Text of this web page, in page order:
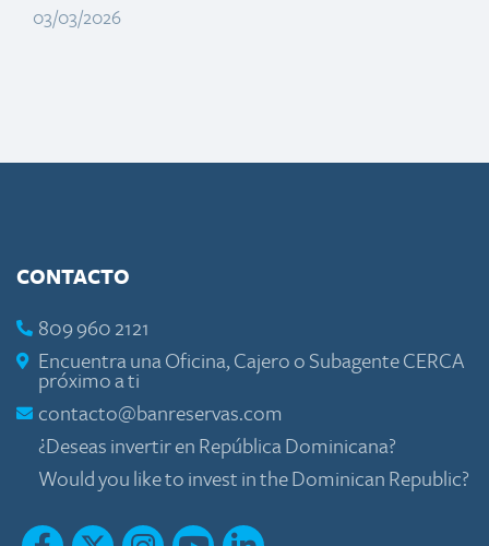
03/03/2026
CONTACTO
809 960 2121
Encuentra una Oficina, Cajero o Subagente CERCA
próximo a ti
contacto@banreservas.com
¿Deseas invertir en República Dominicana?
Would you like to invest in the Dominican Republic?